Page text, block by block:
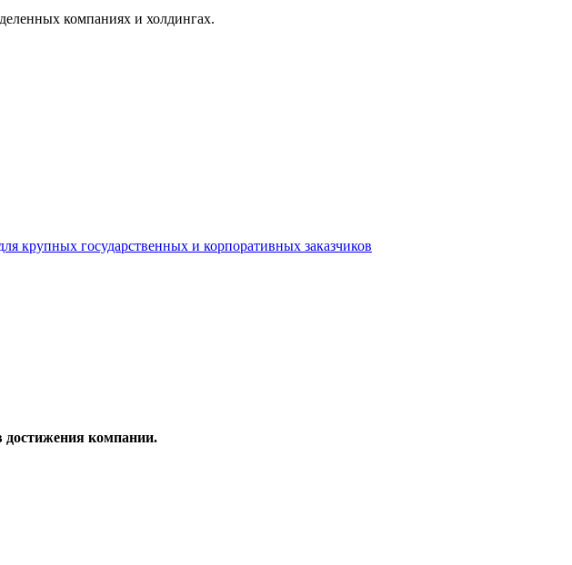
компаниях и холдингах.
крупных государственных и корпоративных заказчиков
компании.